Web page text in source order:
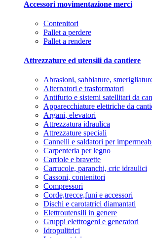
Accessori movimentazione merci
Contenitori
Pallet a perdere
Pallet a rendere
Attrezzature ed utensili da cantiere
Abrasioni, sabbiature,
Alternatori e trasformatori
Antifurto e sistemi satellitari da
Apparecchiature elettriche da
Argani, elevatori
Attrezzatura idraulica
Attrezzature speciali
Cannelli e saldatori per
Carpenteria per legno
Carriole e bravette
Carrucole, paranchi, cric idraulici
Cassoni, contenitori
Compressori
Corde,trecce,funi e accessori
Dischi e carotatrici diamantati
Elettroutensili in genere
Gruppi elettrogeni e generatori
Idropulitrici